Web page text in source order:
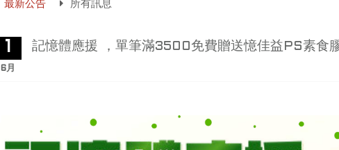
最新公告 所有訊息
6月
記憶體應援 ，單筆滿3500免費贈送憶佳益PS素食